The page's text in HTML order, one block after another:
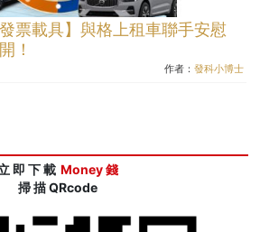
票載具】與格上租車聯手安慰
！
作者： 發科小博士
即 下 載 Money 錢
掃 描 QRcode